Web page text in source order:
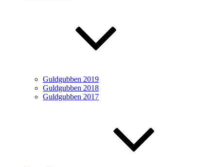
Guldgubben 2019
Guldgubben 2018
Guldgubben 2017